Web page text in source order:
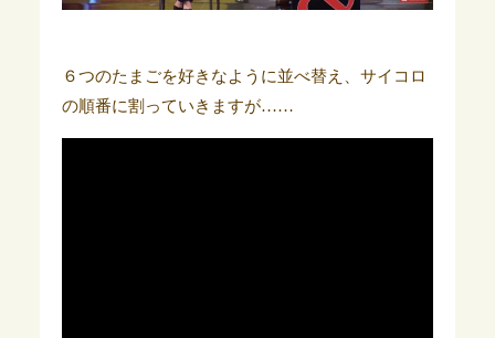
６つのたまごを好きなように並べ替え、サイコロ
の順番に割っていきますが……